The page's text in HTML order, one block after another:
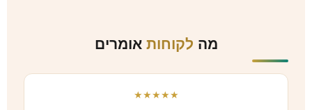
מה לקוחות אומרים
★★★★★